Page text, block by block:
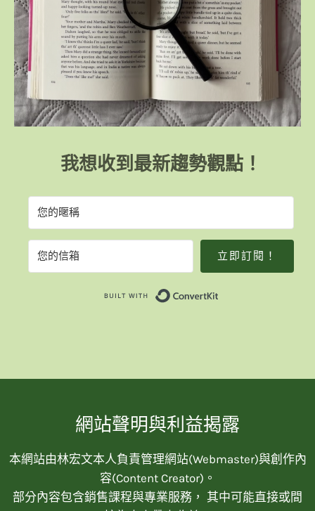
我想收到最新趨勢觀點！
立即訂閱！
網站聲明與利益揭露
本網站由林宏文本人負責管理網站(Webmaster)與創作內
容(Content Creator)。
部分內容包含銷售課程與專業服務， 其中可能直接或間